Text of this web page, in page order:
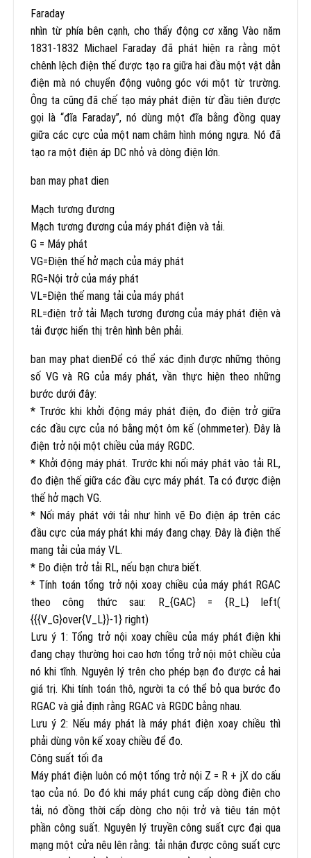
Faraday
nhìn từ phía bên cạnh, cho thấy động cơ xăng Vào năm
1831-1832 Michael Faraday đã phát hiện ra rằng một
chênh lệch điện thế được tạo ra giữa hai đầu một vật dẫn
điện mà nó chuyển động vuông góc với một từ trường.
Ông ta cũng đã chế tạo máy phát điện từ đầu tiên được
gọi là “đĩa Faraday”, nó dùng một đĩa bằng đồng quay
giữa các cực của một nam châm hình móng ngựa. Nó đã
tạo ra một điện áp DC nhỏ và dòng điện lớn.
ban may phat dien
Mạch tương đương
Mạch tương đương của máy phát điện và tải.
G = Máy phát
VG=Điện thế hở mạch của máy phát
RG=Nội trở của máy phát
VL=Điện thế mang tải của máy phát
RL=điện trở tải Mạch tương đương của máy phát điện và
tải được hiển thị trên hình bên phải.
ban may phat dienĐể có thể xác định được những thông
số VG và RG của máy phát, vần thực hiện theo những
bước dưới đây:
* Trước khi khởi động máy phát điện, đo điện trở giữa
các đầu cực của nó bằng một ôm kế (ohmmeter). Đây là
điện trở nội một chiều của máy RGDC.
* Khởi động máy phát. Trước khi nối máy phát vào tải RL,
đo điện thế giữa các đầu cực máy phát. Ta có được điện
thế hở mạch VG.
* Nối máy phát với tải như hình vẽ Đo điện áp trên các
đầu cực của máy phát khi máy đang chạy. Đây là điện thế
mang tải của máy VL.
* Đo điện trở tải RL, nếu bạn chưa biết.
* Tính toán tổng trở nội xoay chiều của máy phát RGAC
theo công thức sau: R_{GAC} = {R_L} left(
{{{V_G}over{V_L}}-1} right)
Lưu ý 1: Tổng trở nội xoay chiều của máy phát điện khi
đang chạy thường hoi cao hơn tổng trở nội một chiều của
nó khi tĩnh. Nguyên lý trên cho phép bạn đo được cả hai
giá trị. Khi tính toán thô, người ta có thể bỏ qua bước đo
RGAC và giả định rằng RGAC và RGDC bằng nhau.
Lưu ý 2: Nếu máy phát là máy phát điện xoay chiều thì
phải dùng vôn kế xoay chiều để đo.
Công suất tối đa
Máy phát điện luôn có một tổng trở nội Z = R + jX do cấu
tạo của nó. Do đó khi máy phát cung cấp dòng điện cho
tải, nó đồng thời cấp dòng cho nội trở và tiêu tán một
phần công suất. Nguyên lý truyền công suất cực đại qua
mạng một cửa nêu lên rằng: tải nhận được công suất cực